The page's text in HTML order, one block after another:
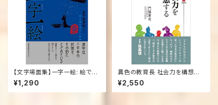
【文字場面集】一字一絵: 絵で読
む漢字の世界 単行本 – 2017/1
1/20
¥1,290
異色の教育長 社会力を構想す
る 単行本（ソフトカバー） – 201
7/11/21
¥2,550